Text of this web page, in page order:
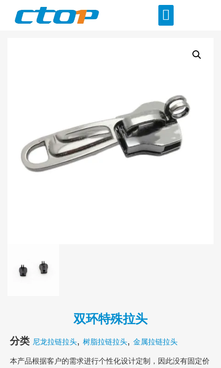
双环特殊拉头
分类 尼龙拉链拉头, 树脂拉链拉头, 金属拉链拉头
本产品根据客户的需求进行个性化设计定制，因此没有固定价